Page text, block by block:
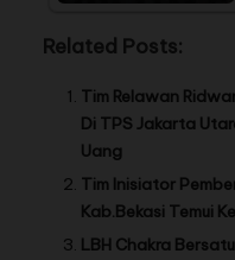
Related Posts:
Tim Relawan
Di TPS Jakarta
Uang
Tim Inisiator
Kab.Bekasi Temui
LBH Chakra